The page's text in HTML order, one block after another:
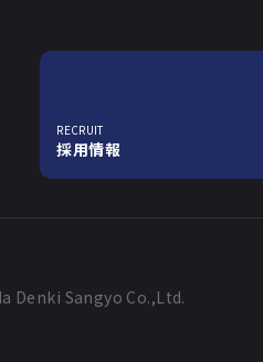
RECRUIT
採用情報
Denki Sangyo Co.,Ltd.